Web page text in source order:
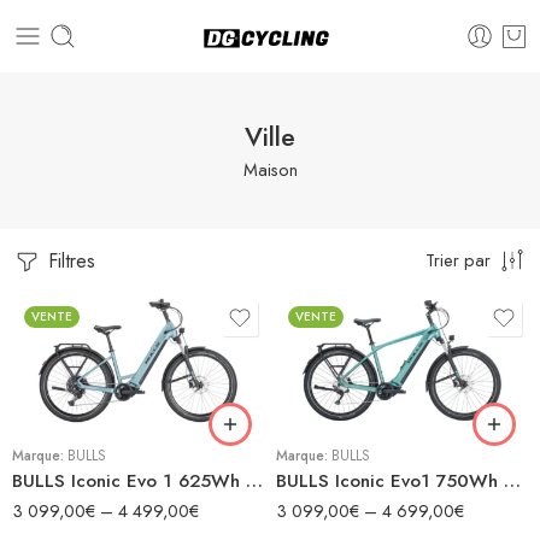
Ville
Maison
Filtres Trier par
VENTE
Marque: BULLS
BULLS Iconic Evo 1 625Wh Wave 27.5″
3 099,00€ – 4 499,00€
44 / 160-175cm
48 / 170-185cm
54 / 180-195cm
VENTE
Marque: BULLS
BULLS Iconic Evo1 750Wh 27,5″
3 099,00€ – 4 699,00€
44 / 160-175cm
48 / 170-185cm
54 / 180-195cm
60 / 190-215cm